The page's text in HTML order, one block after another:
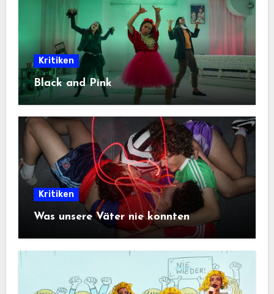
Kritiken
Black and Pink
Kritiken
Was unsere Väter nie konnten